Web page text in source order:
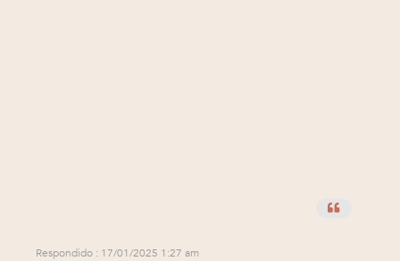
Respondido : 17/01/2025 1:27 am